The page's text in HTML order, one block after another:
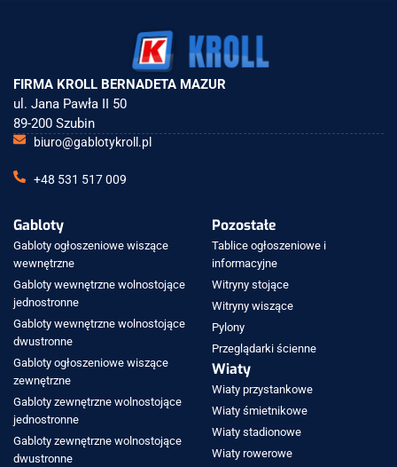
FIRMA KROLL BERNADETA MAZUR
ul. Jana Pawła II 50
89-200 Szubin
biuro@gablotykroll.pl
+48 531 517 009
Gabloty
Gabloty ogłoszeniowe wiszące
wewnętrzne
Gabloty wewnętrzne wolnostojące
jednostronne
Gabloty wewnętrzne wolnostojące
dwustronne
Gabloty ogłoszeniowe wiszące
zewnętrzne
Gabloty zewnętrzne wolnostojące
jednostronne
Gabloty zewnętrzne wolnostojące
dwustronne
Pozostałe
Tablice ogłoszeniowe i
informacyjne
Witryny stojące
Witryny wiszące
Pylony
Przeglądarki ścienne
Wiaty
Wiaty przystankowe
Wiaty śmietnikowe
Wiaty stadionowe
Wiaty rowerowe